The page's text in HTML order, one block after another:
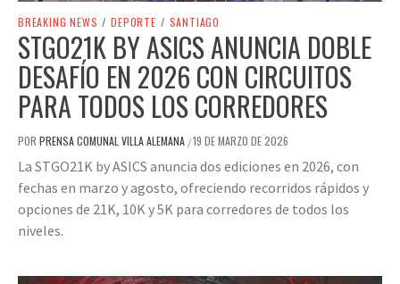
BREAKING NEWS / DEPORTE / SANTIAGO
STGO21K BY ASICS ANUNCIA DOBLE
DESAFÍO EN 2026 CON CIRCUITOS
PARA TODOS LOS CORREDORES
POR PRENSA COMUNAL VILLA ALEMANA /19 DE MARZO DE 2026
La STGO21K by ASICS anuncia dos ediciones en 2026, con
fechas en marzo y agosto, ofreciendo recorridos rápidos y
opciones de 21K, 10K y 5K para corredores de todos los
niveles.